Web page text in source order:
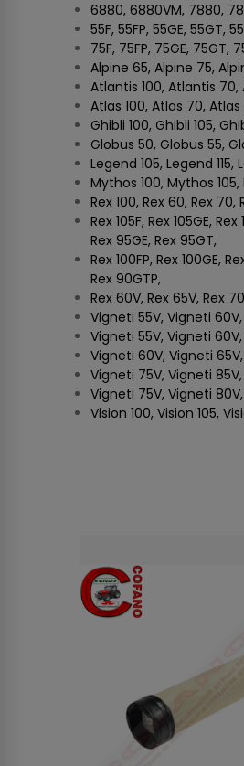
6880, 6880VM, 7880,
55F, 55FP, 55GE, 55GT,
75F, 75FP, 75GE, 75GT,
Alpine 65, Alpine 75,
Atlantis 100, Atlantis
Atlas 100, Atlas 70,
Ghibli 100, Ghibli 105,
Globus 50, Globus 55,
Legend 105, Legend 115,
Mythos 100, Mythos
Rex 100, Rex 60, Rex
Rex 105F, Rex 105GE,
Rex 95GE, Rex 95GT,
Rex 100FP, Rex 100GE,
Rex 90GTP,
Rex 60V, Rex 65V, Rex
Vigneti 55V, Vigneti
Vigneti 55V, Vigneti
Vigneti 60V, Vigneti
Vigneti 75V, Vigneti
Vigneti 75V, Vigneti
Vision 100, Vision 105,